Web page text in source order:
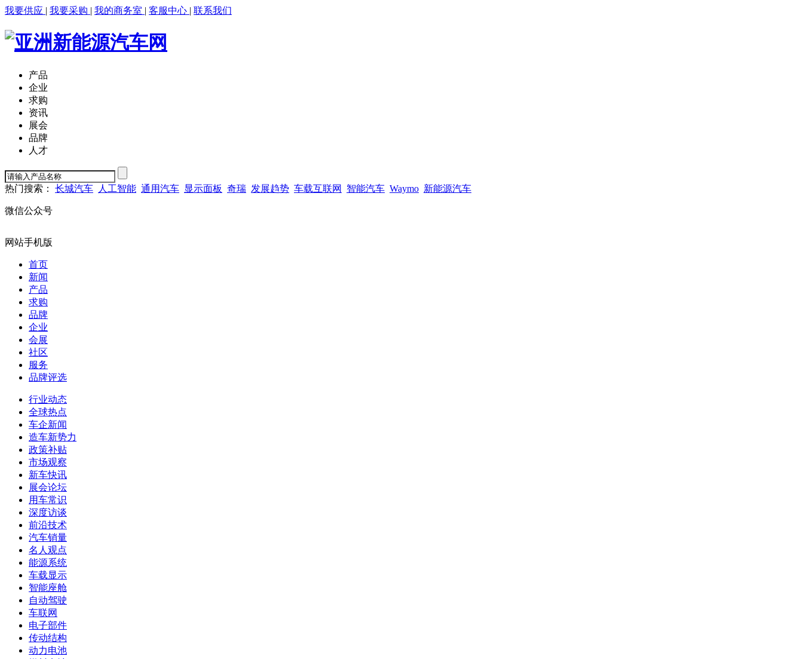
我要供应 | 我要采购 | 我的商务室 | 客服中心 | 联系我们
产品
企业
求购
资讯
展会
品牌
人才
热门搜索： 长城汽车 人工智能 通用汽车 显示面板 奇瑞 发展趋势 车载互联网 智能汽车 Waymo 新能源汽车
微信公众号
网站手机版
首页
新闻
产品
求购
品牌
企业
会展
社区
服务
品牌评选
行业动态
全球热点
车企新闻
造车新势力
政策补贴
市场观察
新车快讯
展会论坛
用车常识
深度访谈
前沿技术
汽车销量
名人观点
能源系统
车载显示
智能座舱
自动驾驶
车联网
电子部件
传动结构
动力电池